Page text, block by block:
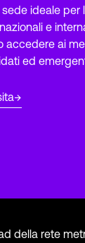
ideale per
e
accedere ai
ed
della rete